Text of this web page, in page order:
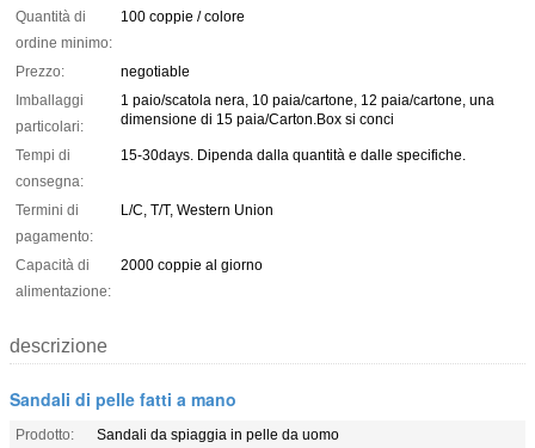
Quantità di
ordine minimo:
100 coppie / colore
Prezzo:
negotiable
Imballaggi
particolari:
1 paio/scatola nera, 10 paia/cartone, 12 paia/cartone, una
dimensione di 15 paia/Carton.Box si conci
Tempi di
consegna:
15-30days. Dipenda dalla quantità e dalle specifiche.
Termini di
pagamento:
L/C, T/T, Western Union
Capacità di
alimentazione:
2000 coppie al giorno
descrizione
Sandali di pelle fatti a mano
Prodotto:
Sandali da spiaggia in pelle da uomo